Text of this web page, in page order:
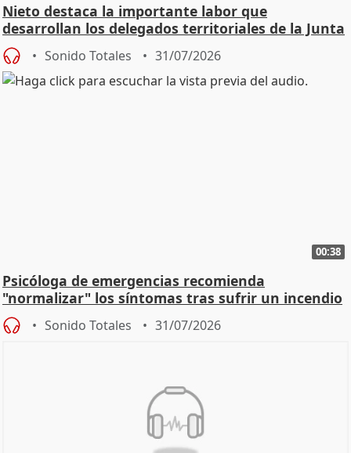
Nieto destaca la importante labor que
desarrollan los delegados territoriales de la Junta
Sonido Totales 31/07/2026
00:38
Psicóloga de emergencias recomienda
"normalizar" los síntomas tras sufrir un incendio
Sonido Totales 31/07/2026